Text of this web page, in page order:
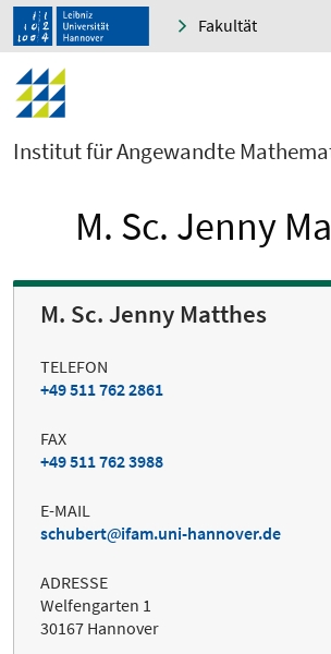
Fakultät
Institut für Angewandte
M. Sc. Jenny
M. Sc. Jenny Matthes
TELEFON
+49 511 762 2861
FAX
+49 511 762 3988
E-MAIL
schubert
ifam.uni-hannover.de
ADRESSE
Welfengarten 1
30167 Hannover